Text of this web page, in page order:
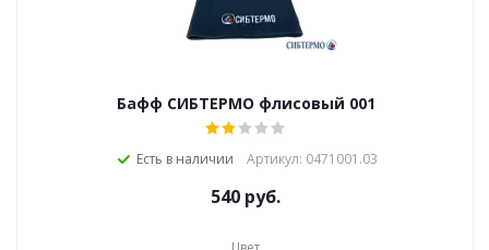
Бафф СИБТЕРМО флисовый 001
Есть в наличии Артикул: 0471001.03
540 руб.